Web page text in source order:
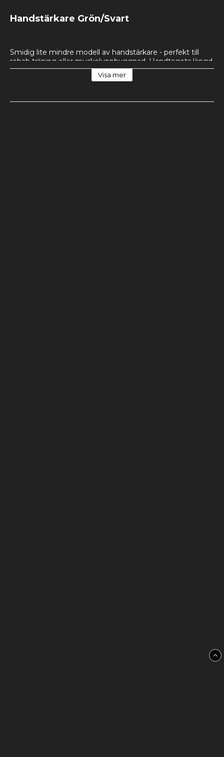
Handstärkare Grön/Svart
Smidig lite mindre modell av handstärkare - perfekt till
rehab träning eller muskeluppbyggnad. Handtagets längd
är 8.5cm. Handstärkaren säljes styckvis.
Visa mer